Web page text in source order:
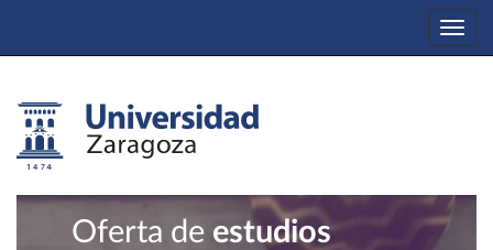
Oferta de estudios